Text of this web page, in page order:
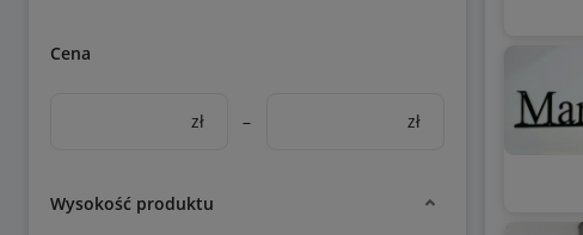
Cena
zł – zł
Wysokość produktu